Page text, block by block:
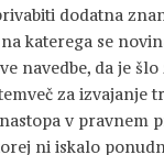
dodatna
katerega se
navedbe, da je
za izvajanje
v pravnem
ni iskalo